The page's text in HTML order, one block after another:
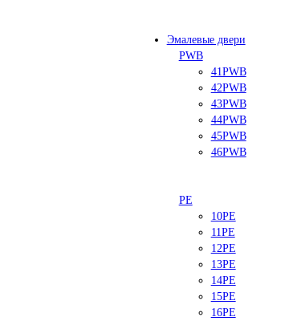
Эмалевые двери
PWB
41PWB
42PWB
43PWB
44PWB
45PWB
46PWB
PE
10PE
11PE
12PE
13PE
14PE
15PE
16PE